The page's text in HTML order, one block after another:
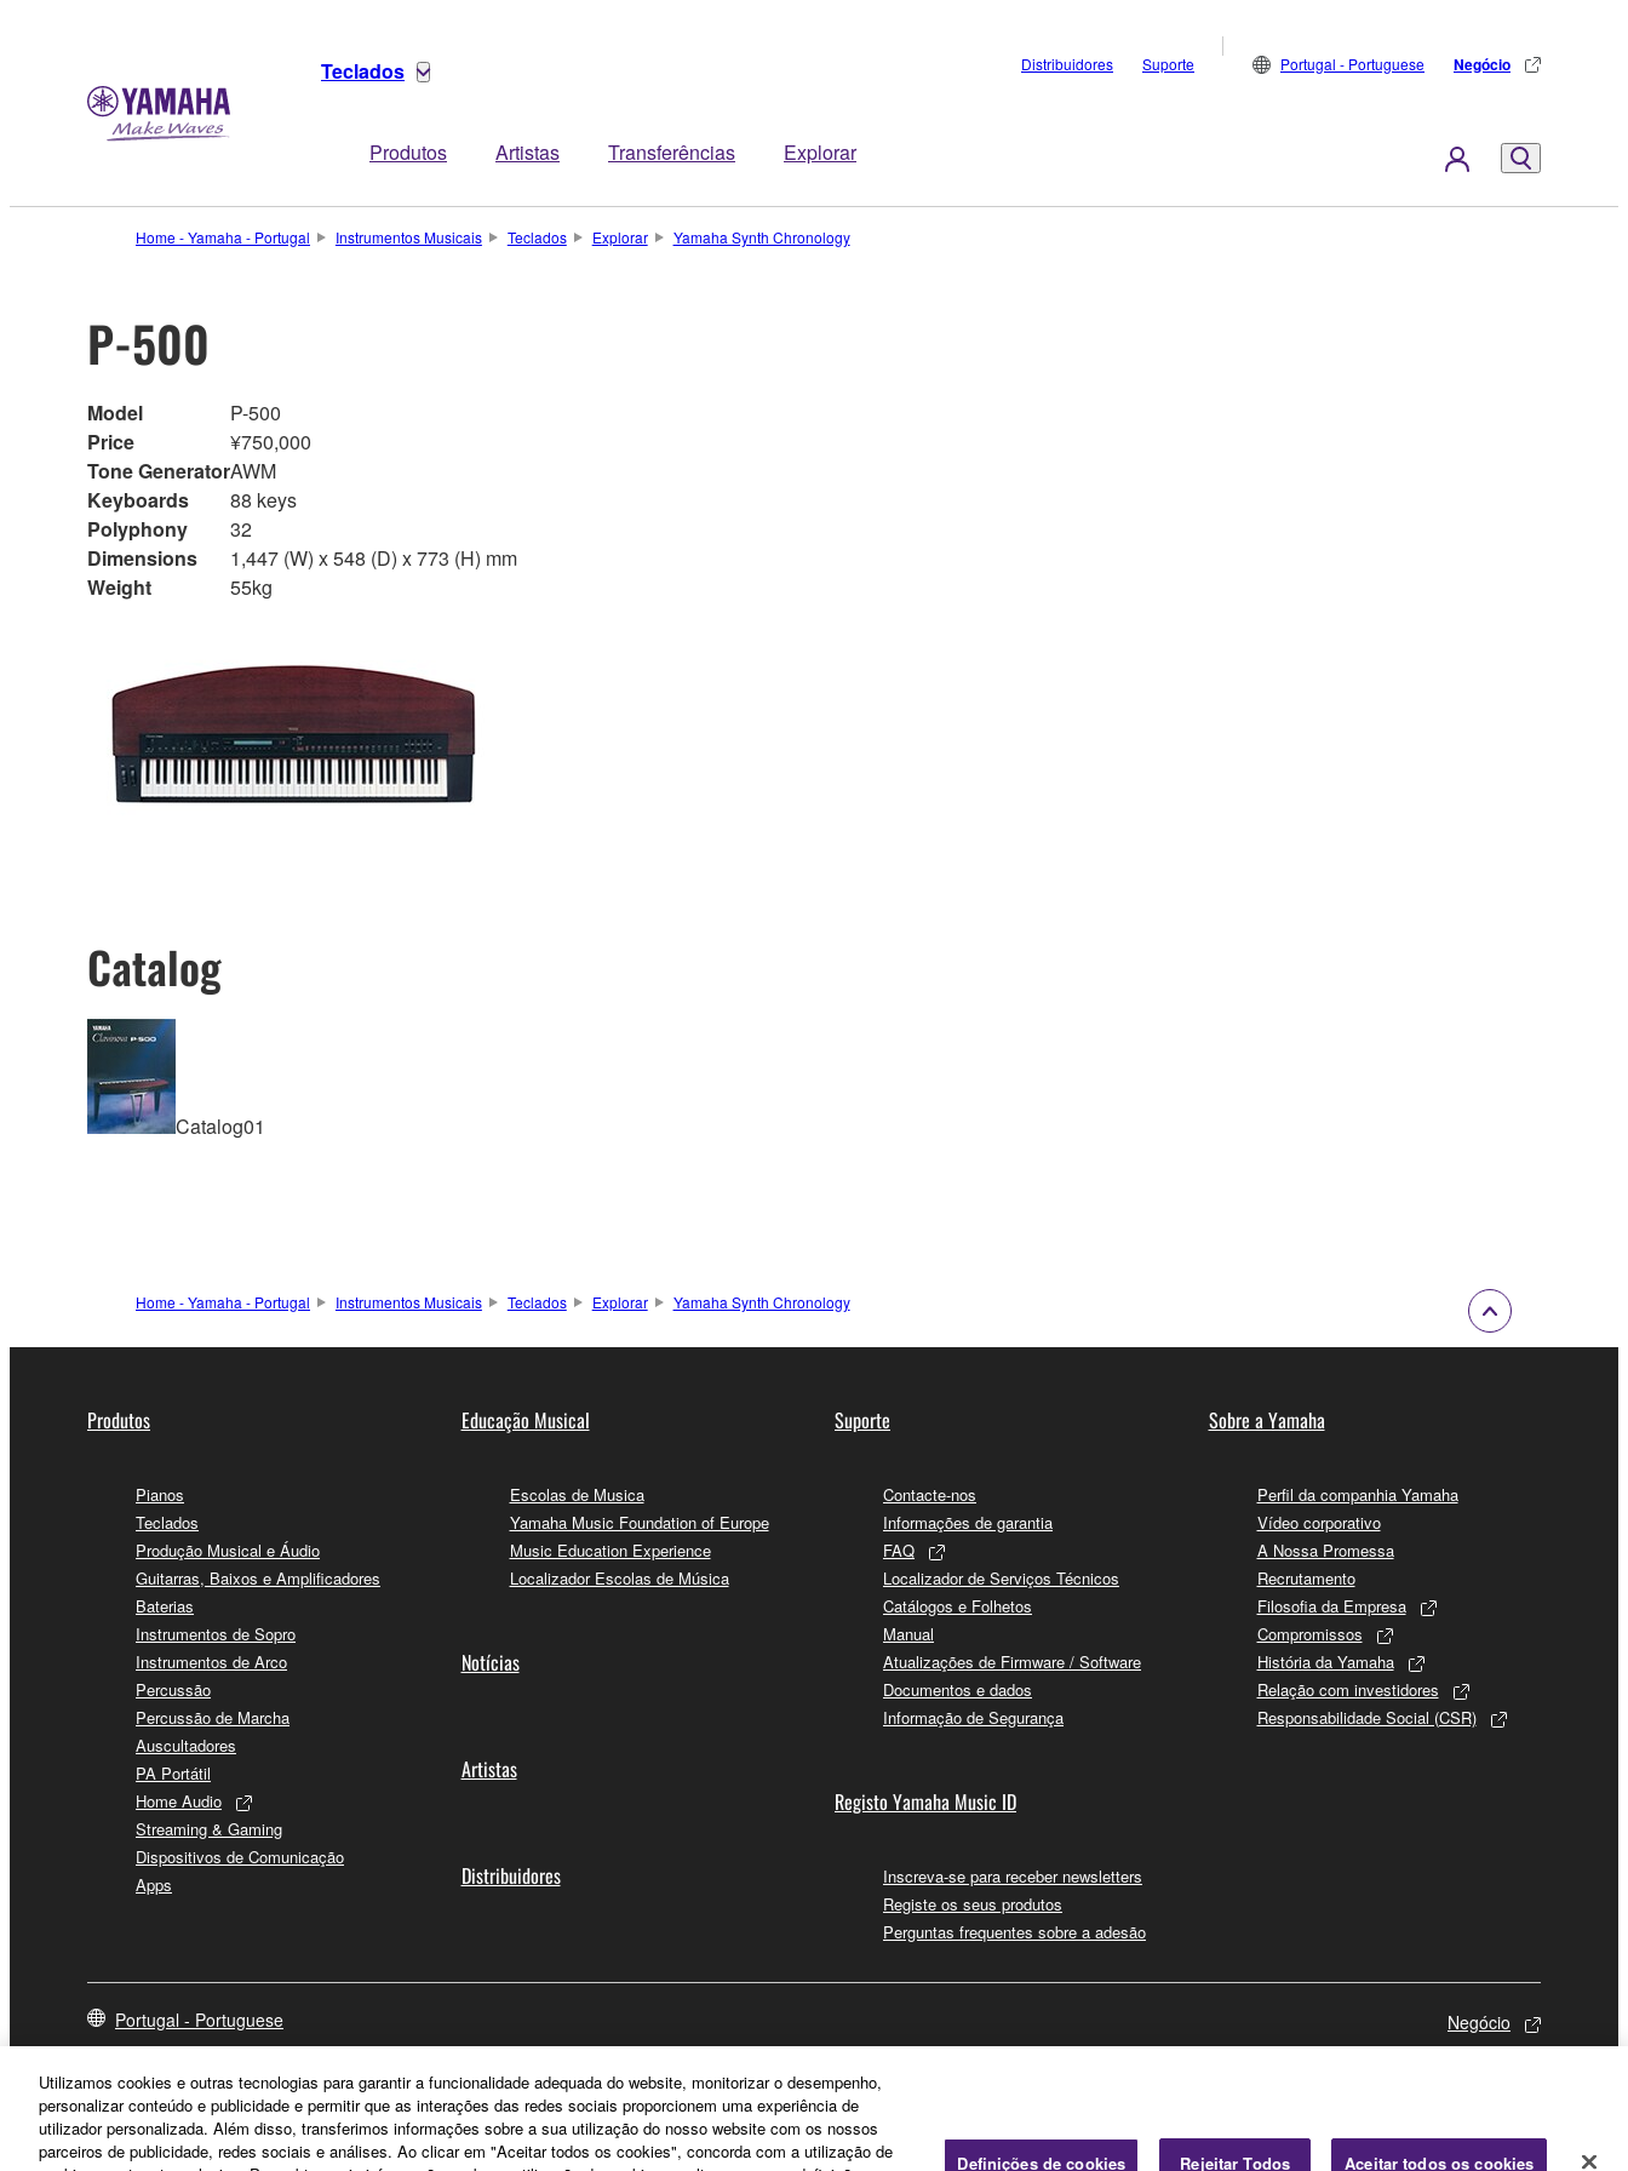
Teclados
Produtos Artistas Transferências Explorar
Distribuidores Suporte Portugal - Portuguese Negócio
Home - Yamaha - Portugal Instrumentos Musicais Teclados Explorar Yamaha Synth Chronology
P-500
Model
P-500
Price
¥750,000
Tone GeneratorAWM
Keyboards
88 keys
Polyphony
32
Dimensions
1,447 (W) x 548 (D) x 773 (H) mm
Weight
55kg
Catalog
Catalog01
Home - Yamaha - Portugal Instrumentos Musicais Teclados Explorar Yamaha Synth Chronology
Produtos
Pianos
Teclados
Produção Musical e Áudio
Guitarras, Baixos e Amplificadores
Baterias
Instrumentos de Sopro
Instrumentos de Arco
Percussão
Percussão de Marcha
Auscultadores
PA Portátil
Home Audio
Streaming & Gaming
Dispositivos de Comunicação
Apps
Educação Musical
Escolas de Musica
Yamaha Music Foundation of Europe
Music Education Experience
Localizador Escolas de Música
Notícias
Artistas
Distribuidores
Suporte
Contacte-nos
Informações de garantia
FAQ
Localizador de Serviços Técnicos
Catálogos e Folhetos
Manual
Atualizações de Firmware / Software
Documentos e dados
Informação de Segurança
Registo Yamaha Music ID
Inscreva-se para receber newsletters
Registe os seus produtos
Perguntas frequentes sobre a adesão
Sobre a Yamaha
Perfil da companhia Yamaha
Vídeo corporativo
A Nossa Promessa
Recrutamento
Filosofia da Empresa
Compromissos
História da Yamaha
Relação com investidores
Responsabilidade Social (CSR)
Portugal - Portuguese Negócio
Utilizamos cookies e outras tecnologias para garantir a funcionalidade adequada do website, monitorizar o desempenho,
personalizar conteúdo e publicidade e permitir que as interações das redes sociais proporcionem uma experiência de
utilizador personalizada. Além disso, transferimos informações sobre a sua utilização do nosso website com os nossos
parceiros de publicidade, redes sociais e análises. Ao clicar em "Aceitar todos os cookies", concorda com a utilização de
Definições de cookies Rejeitar Todos Aceitar todos os cookies